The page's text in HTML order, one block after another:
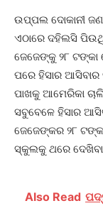
ଉପ୍ପଲ ଦୋକାନୀ
ଏଠାରେ ଦହିଲସି
ଜେଜେଙ୍କୁ ୨୮ ଟଙ୍କା
ପରେ ହିସାର
ପାଖକୁ ଆମେରିକା
ସବୁବେଳେ ହିସାର
ଜେଜେଙ୍କର ୨୮
ସ୍କୁଲକୁ ଥରେ ଦେଖିବା
Also Read